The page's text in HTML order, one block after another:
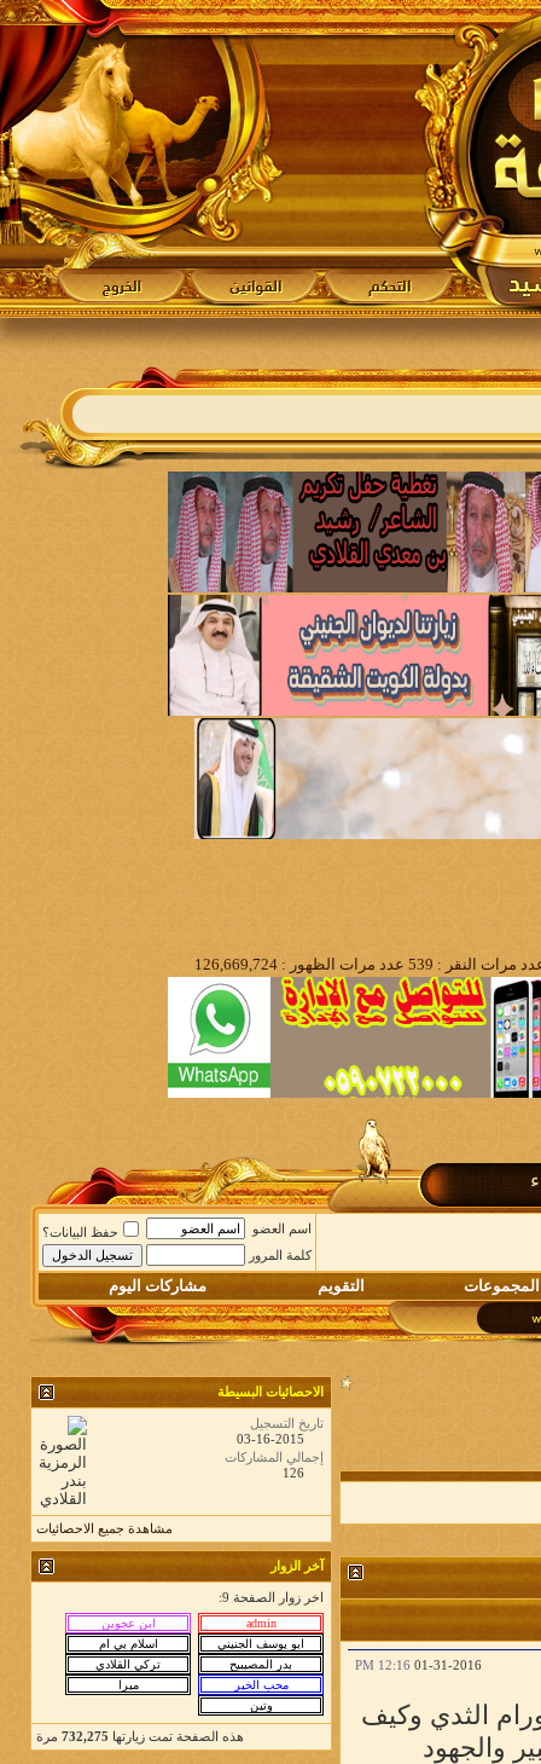
اسم العضو
حفظ البيانات؟
كلمة المرور
المجموعات التقويم مشاركات اليوم
01-31-2016
12:16 PM
الثدي وكيف
والجهود
الاحصائيات البسيطة
تاريخ التسجيل
03-16-2015
إجمالي المشاركات
126
مشاهدة جميع الاحصائيات
آخر الزوار
اخر زوار الصفحة 9:
هذه الصفحة تمت زيارتها 732,275 مرة